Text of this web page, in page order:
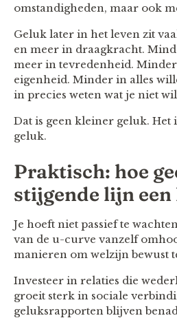
omstandigheden, maar ook
Geluk later in het leven zit
en meer in draagkracht.
meer in tevredenheid.
eigenheid. Minder in alles
in precies weten wat je niet
Dat is geen kleiner geluk. Het
geluk.
Praktisch: hoe
stijgende lijn een
Je hoeft niet passief te
van de u-curve vanzelf
manieren om welzijn bewust
Investeer in relaties die
groeit sterk in sociale
geluksrapporten blijven